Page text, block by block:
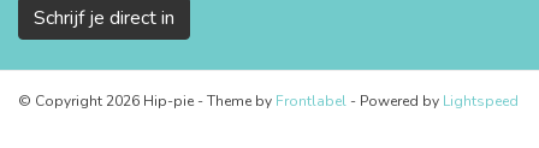
Schrijf je direct in
© Copyright 2026 Hip-pie - Theme by Frontlabel - Powered by Lightspeed